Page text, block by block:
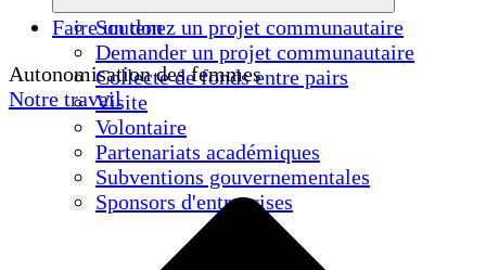
Soutenez un projet communautaire
Demander un projet communautaire
Collecte de fonds entre pairs
Visite
Volontaire
Partenariats académiques
Subventions gouvernementales
Sponsors d'entreprises
Faire un don
Autonomisation des femmes
Notre travail